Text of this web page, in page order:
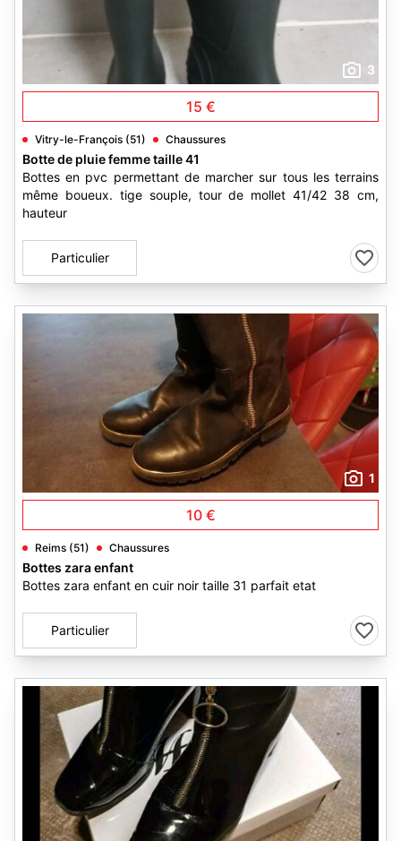
3
15 €
Vitry-le-François (51) Chaussures
Botte de pluie femme taille 41
Bottes en pvc permettant de marcher sur tous les terrains
même boueux. tige souple, tour de mollet 41/42 38 cm,
hauteur
Particulier
1
10 €
Reims (51) Chaussures
Bottes zara enfant
Bottes zara enfant en cuir noir taille 31 parfait etat
Particulier